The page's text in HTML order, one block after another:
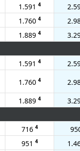
1.591 4
1.760 4
1.889 4
1.591 4
1.760 4
1.889 4
716 4
951 4